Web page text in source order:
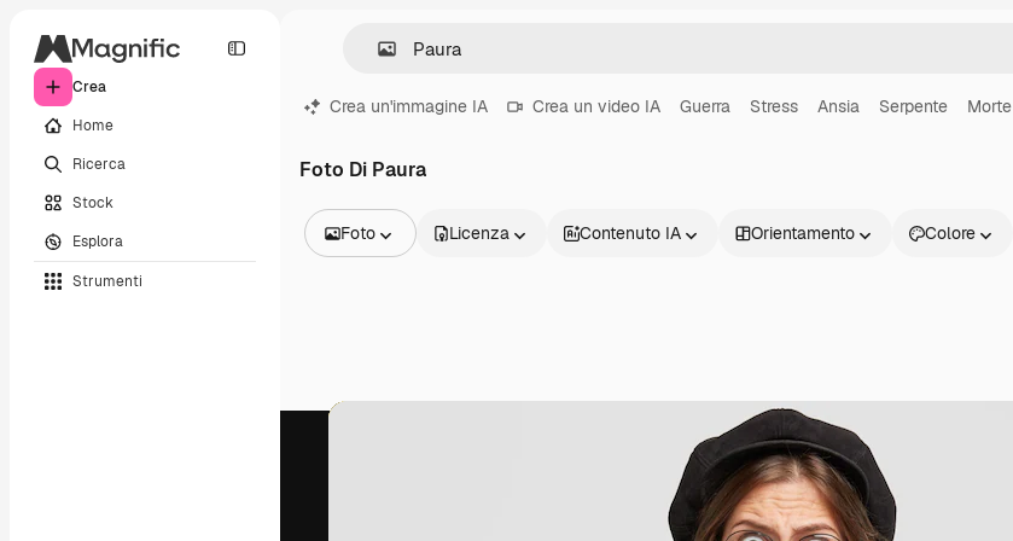
Crea
Home
Ricerca
Stock
Esplora
Strumenti
Crea un'immagine IA Crea un video IA Guerra Stress Ansia Serpente Morte
Foto Di Paura
Foto
Video
Licenza Contenuto IA Orientamento Colore
Prodotti